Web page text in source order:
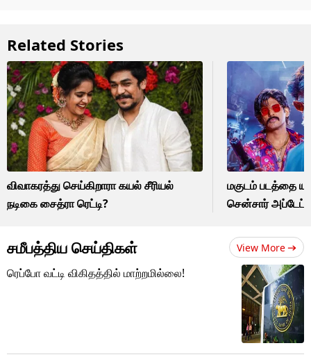
Related Stories
விவாகரத்து செய்கிறாரா கயல் சீரியல்
நடிகை சைத்ரா ரெட்டி?
மகுடம் படத்தை
சென்சார்
சமீபத்திய செய்திகள் View More
ரெப்போ வட்டி விகிதத்தில் மாற்றமில்லை!